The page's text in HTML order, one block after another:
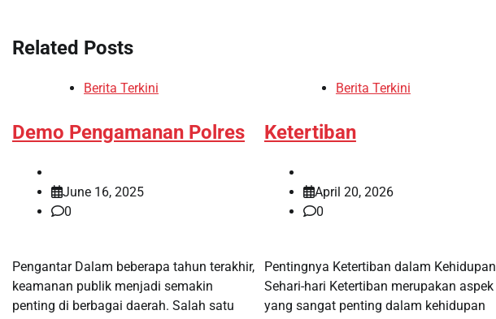
Related Posts
Berita Terkini
Demo Pengamanan Polres
June 16, 2025
0
Pengantar Dalam beberapa tahun terakhir,
keamanan publik menjadi semakin
penting di berbagai daerah. Salah satu
Berita Terkini
Ketertiban
April 20, 2026
0
Pentingnya Ketertiban dalam Kehidupan
Sehari-hari Ketertiban merupakan aspek
yang sangat penting dalam kehidupan